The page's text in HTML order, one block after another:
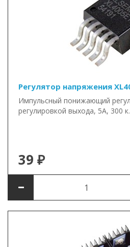
Регулятор напряжения
Импульсный понижающий
регулировкой выхода, 5А, 300
39 ₽